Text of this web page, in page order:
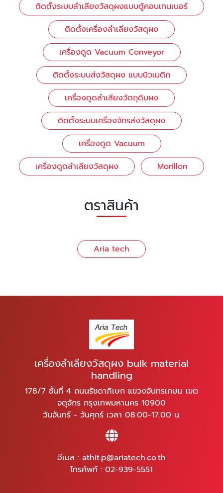
ติดตั้งระบบลำเลียงวัสดุผงแบบตู้คอนเทนเนอร์
ติดตั้งเครื่องลำเลียงวัสดุผง
เครื่องดูด Vacuum Conveyor
ติดตั้งระบบส่งวัสดุผง แบบนิวเมติก
เครื่องดูดลำเลียงวัตถุดิบผง
ติดตั้งระบบเครื่องจักรส่งวัสดุผง
เครื่องดูด Vacuum
เครื่องดูดลำเลียงวัสดุผง
Morillon
ตราสินค้า
Aria tech
เครื่องลำเลียงวัสดุผง bulk material
handling
178/7 ชั้นที่ 4 ถนนรัชดาภิเษก แขวงจันทรเกษม เขต
จตุจักร กรุงเทพมหานคร 10900
วันจันทร์ - วันศุกร์ เวลา 08.00-17.00 น.
อีเมล : athit.p@ariatech.co.th
โทรศัพท์ : 02-939-5551